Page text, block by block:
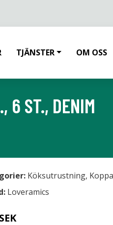
TJÄNSTER OM OSS
6 ST., DENIM
Köksutrustning,
Loveramics